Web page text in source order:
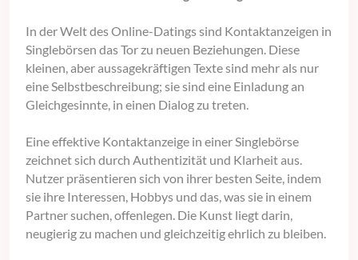
In der Welt des Online-Datings sind Kontaktanzeigen in
Singlebörsen das Tor zu neuen Beziehungen. Diese
kleinen, aber aussagekräftigen Texte sind mehr als nur
eine Selbstbeschreibung; sie sind eine Einladung an
Gleichgesinnte, in einen Dialog zu treten.
Eine effektive Kontaktanzeige in einer Singlebörse
zeichnet sich durch Authentizität und Klarheit aus.
Nutzer präsentieren sich von ihrer besten Seite, indem
sie ihre Interessen, Hobbys und das, was sie in einem
Partner suchen, offenlegen. Die Kunst liegt darin,
neugierig zu machen und gleichzeitig ehrlich zu bleiben.